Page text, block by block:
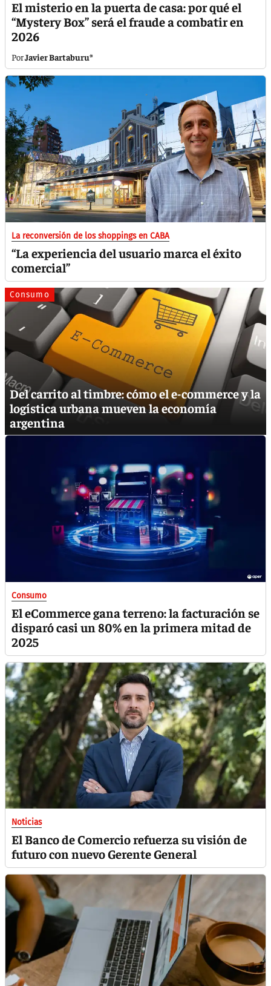
El misterio en la puerta de casa: por qué el
“Mystery Box” será el fraude a combatir en
2026
Javier Bartaburu*
La reconversión de los shoppings en CABA
“La experiencia del usuario marca el éxito
comercial”
Consumo
Del carrito al timbre: cómo el e-commerce y la
logística urbana mueven la economía
argentina
Consumo
El eCommerce gana terreno: la facturación se
disparó casi un 80% en la primera mitad de
2025
Noticias
El Banco de Comercio refuerza su visión de
futuro con nuevo Gerente General